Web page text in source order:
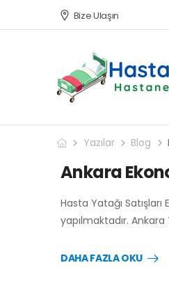
Bize Ulaşın
Yazılar Blog
Ankara
Hasta Yatağı
yapılmaktadır.
DAHA FAZLA OKU